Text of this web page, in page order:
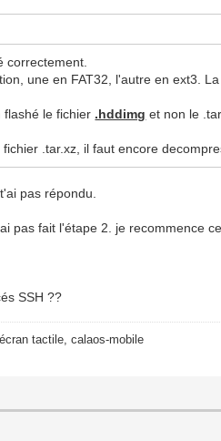
correctement.
une en FAT32, l'autre en ext3.
flashé le fichier .hddimg et non le
.tar.xz, il faut encore
pas répondu.
pas fait l'étape 2. je recommence
SSH ??
tactile, calaos-mobile